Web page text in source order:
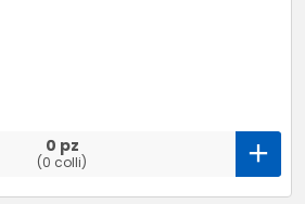
0 pz
(0 colli)